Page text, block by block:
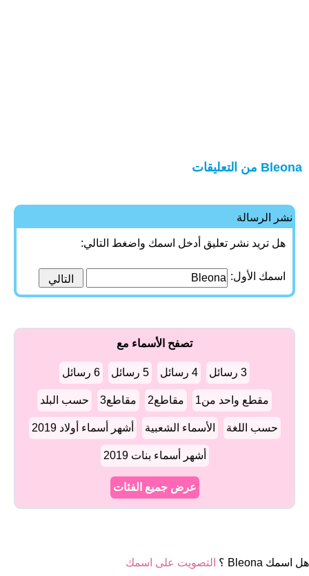
Bleona من التعليقات
نشر الرسالة
هل تريد نشر تعليق أدخل اسمك واضغط التالي:
اسمك الأول:
تصفح الأسماء مع
3 رسائل 4 رسائل 5 رسائل 6 رسائل
مقطع واحد من1 مقاطع2 مقاطع3 حسب البلد
حسب اللغة الأسماء الشعبية أشهر أسماء أولاد 2019
أشهر أسماء بنات 2019
عرض جميع الفئات
هل اسمك Bleona ؟ التصويت على اسمك